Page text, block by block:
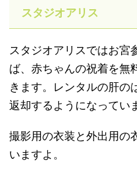
スタジオアリス
スタジオアリスではお宮
ば、赤ちゃんの祝着を無
きます。レンタルの肝の
返却するようになってい
撮影用の衣装と外出用の
いますよ。